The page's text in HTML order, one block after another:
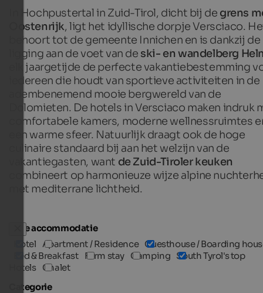
In Hochpustertal in Zuid-Tirol, dicht bij de grens
Oostenrijk, ligt het idyllische dorpje Versciaco.
behoort tot de gemeente Innichen en is dankzij de
ligging aan de voet van de ski- en wandelberg
elk jaargetijde de perfecte vakantiebestemming
iedereen die houdt van sportieve activiteiten in de
adembenemend mooie bergwereld van de
Dolomieten. De hotels in Versciaco maken indruk
comfortabele kamers, moderne wellnessruimtes
een warme sfeer. Natuurlijk draagt ook de hoge
culinaire standaard bij aan het welzijn van de
vakantiegasten, want de Zuid-Tiroler keuken
combineert op harmonieuze wijze alpine
met mediterrane lichtheid.
Type accommodatie
Hotel Apartment / Residence Guesthouse / Boarding
Bed & Breakfast Farm stay Camping South Tyrol's top
Hotels Chalet
Categorie